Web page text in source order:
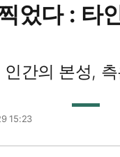
었다 : 타
인간의 본성,
15:23